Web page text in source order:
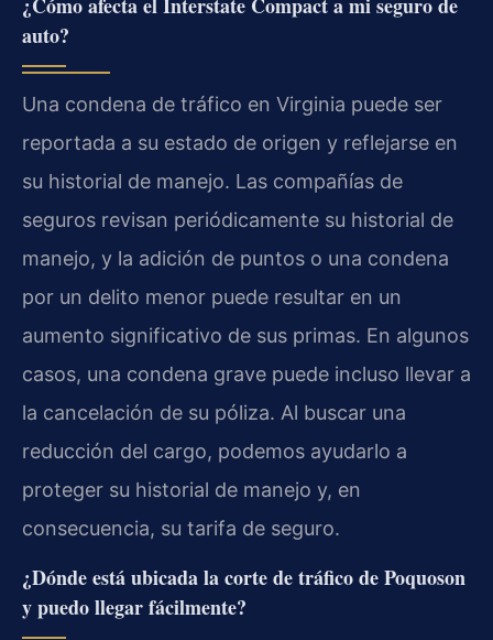
auto?
Una condena de tráfico en Virginia puede ser
reportada a su estado de origen y reflejarse en
su historial de manejo. Las compañías de
seguros revisan periódicamente su historial de
manejo, y la adición de puntos o una condena
por un delito menor puede resultar en un
aumento significativo de sus primas. En algunos
casos, una condena grave puede incluso llevar a
la cancelación de su póliza. Al buscar una
reducción del cargo, podemos ayudarlo a
proteger su historial de manejo y, en
consecuencia, su tarifa de seguro.
¿Dónde está ubicada la corte de tráfico de Poquoson
y puedo llegar fácilmente?